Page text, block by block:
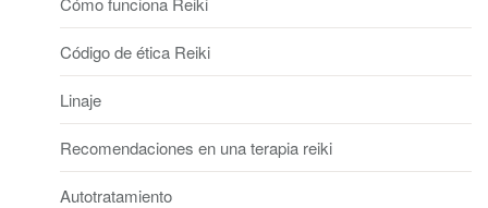
Código de ética Reiki
Linaje
Recomendaciones en una terapia reiki
Autotratamiento